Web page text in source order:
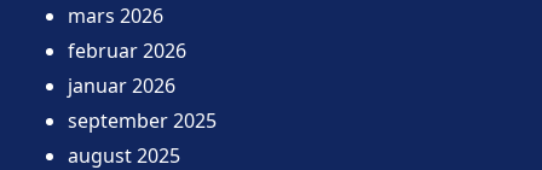
mars 2026
februar 2026
januar 2026
september 2025
august 2025